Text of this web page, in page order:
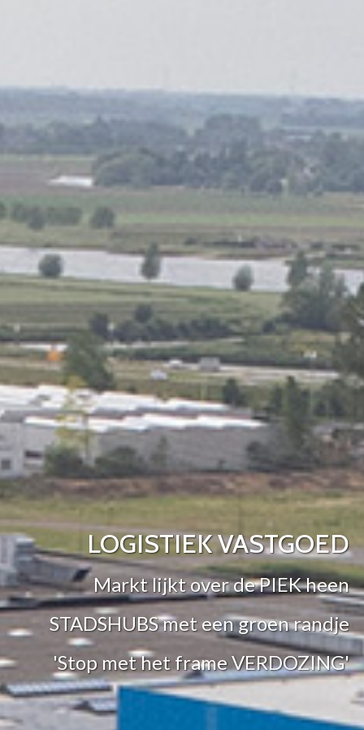
LOGISTIEK VASTGOED
Markt lijkt over de PIEK heen
STADSHUBS met een groen randje
'Stop met het frame VERDOZING'